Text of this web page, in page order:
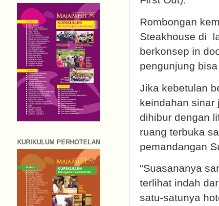
Rombongan
Steakhouse di
berkonsep in
pengunjung
Jika kebetulan
keindahan sinar
dihibur dengan
ruang terbuka
pemandangan
“Suasananya
terlihat indah
satu-satunya
KURIKULUM PERHOTELAN